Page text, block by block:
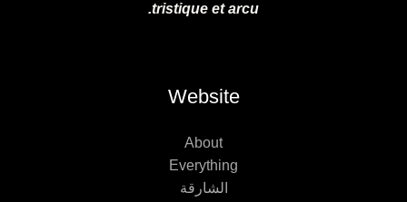
tristique et arcu.
Website
About
Everything
الشارقة